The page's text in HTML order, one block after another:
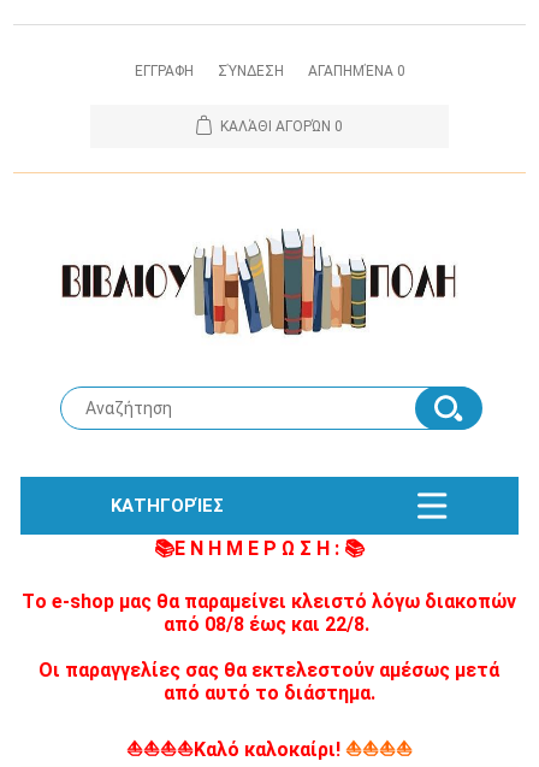
ΕΓΓΡΑΦΗ ΣΎΝΔΕΣΗ ΑΓΑΠΗΜΈΝΑ 0
ΚΑΛΆΘΙ ΑΓΟΡΏΝ 0
ΚΑΤΗΓΟΡΊΕΣ
📚Ε Ν Η Μ Ε Ρ Ω Σ Η : 📚
Tο e-shop μας θα παραμείνει κλειστό λόγω διακοπών
από 08/8 έως και 22/8.
Οι παραγγελίες σας θα εκτελεστούν αμέσως μετά
από αυτό το διάστημα.
⛵⛵⛵⛵Καλό καλοκαίρι! ⛵⛵⛵⛵